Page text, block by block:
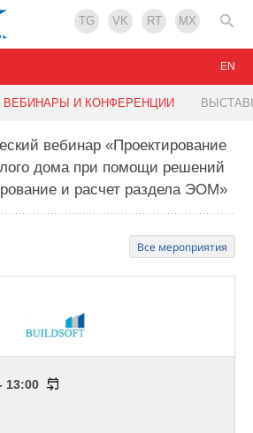
TG VK RT MX
ВЕБИНАРЫ И КОНФЕРЕНЦИИ
EN
вебинар «Проектирование
дома при помощи решений
и расчет раздела ЭОМ»
Все мероприятия
13:00